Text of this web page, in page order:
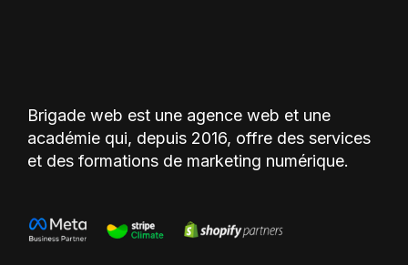
Brigade web est une agence web et une
académie qui, depuis 2016, offre des services
et des formations de marketing numérique.